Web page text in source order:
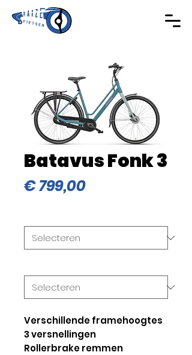
Batavus Fonk 3
€ 799,00Prijs
Verschillende framehoogtes
3 versnellingen
Rollerbrake remmen